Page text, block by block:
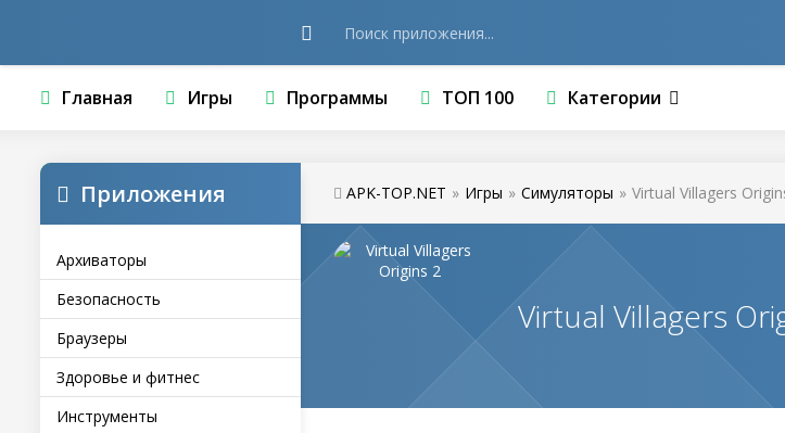
Главная Игры Программы ТОП 100 Категории
Приложения
Архиваторы
Безопасность
Браузеры
Здоровье и фитнес
Инструменты
APK-TOP.NET » Игры » Симуляторы » Virtual Villagers
Virtual Villagers